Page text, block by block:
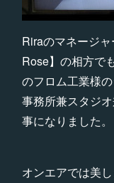
Riraのマネージ
Rose】の相方で
のフロム工業様
事務所兼スタジ
事になりました。
オンエアでは美